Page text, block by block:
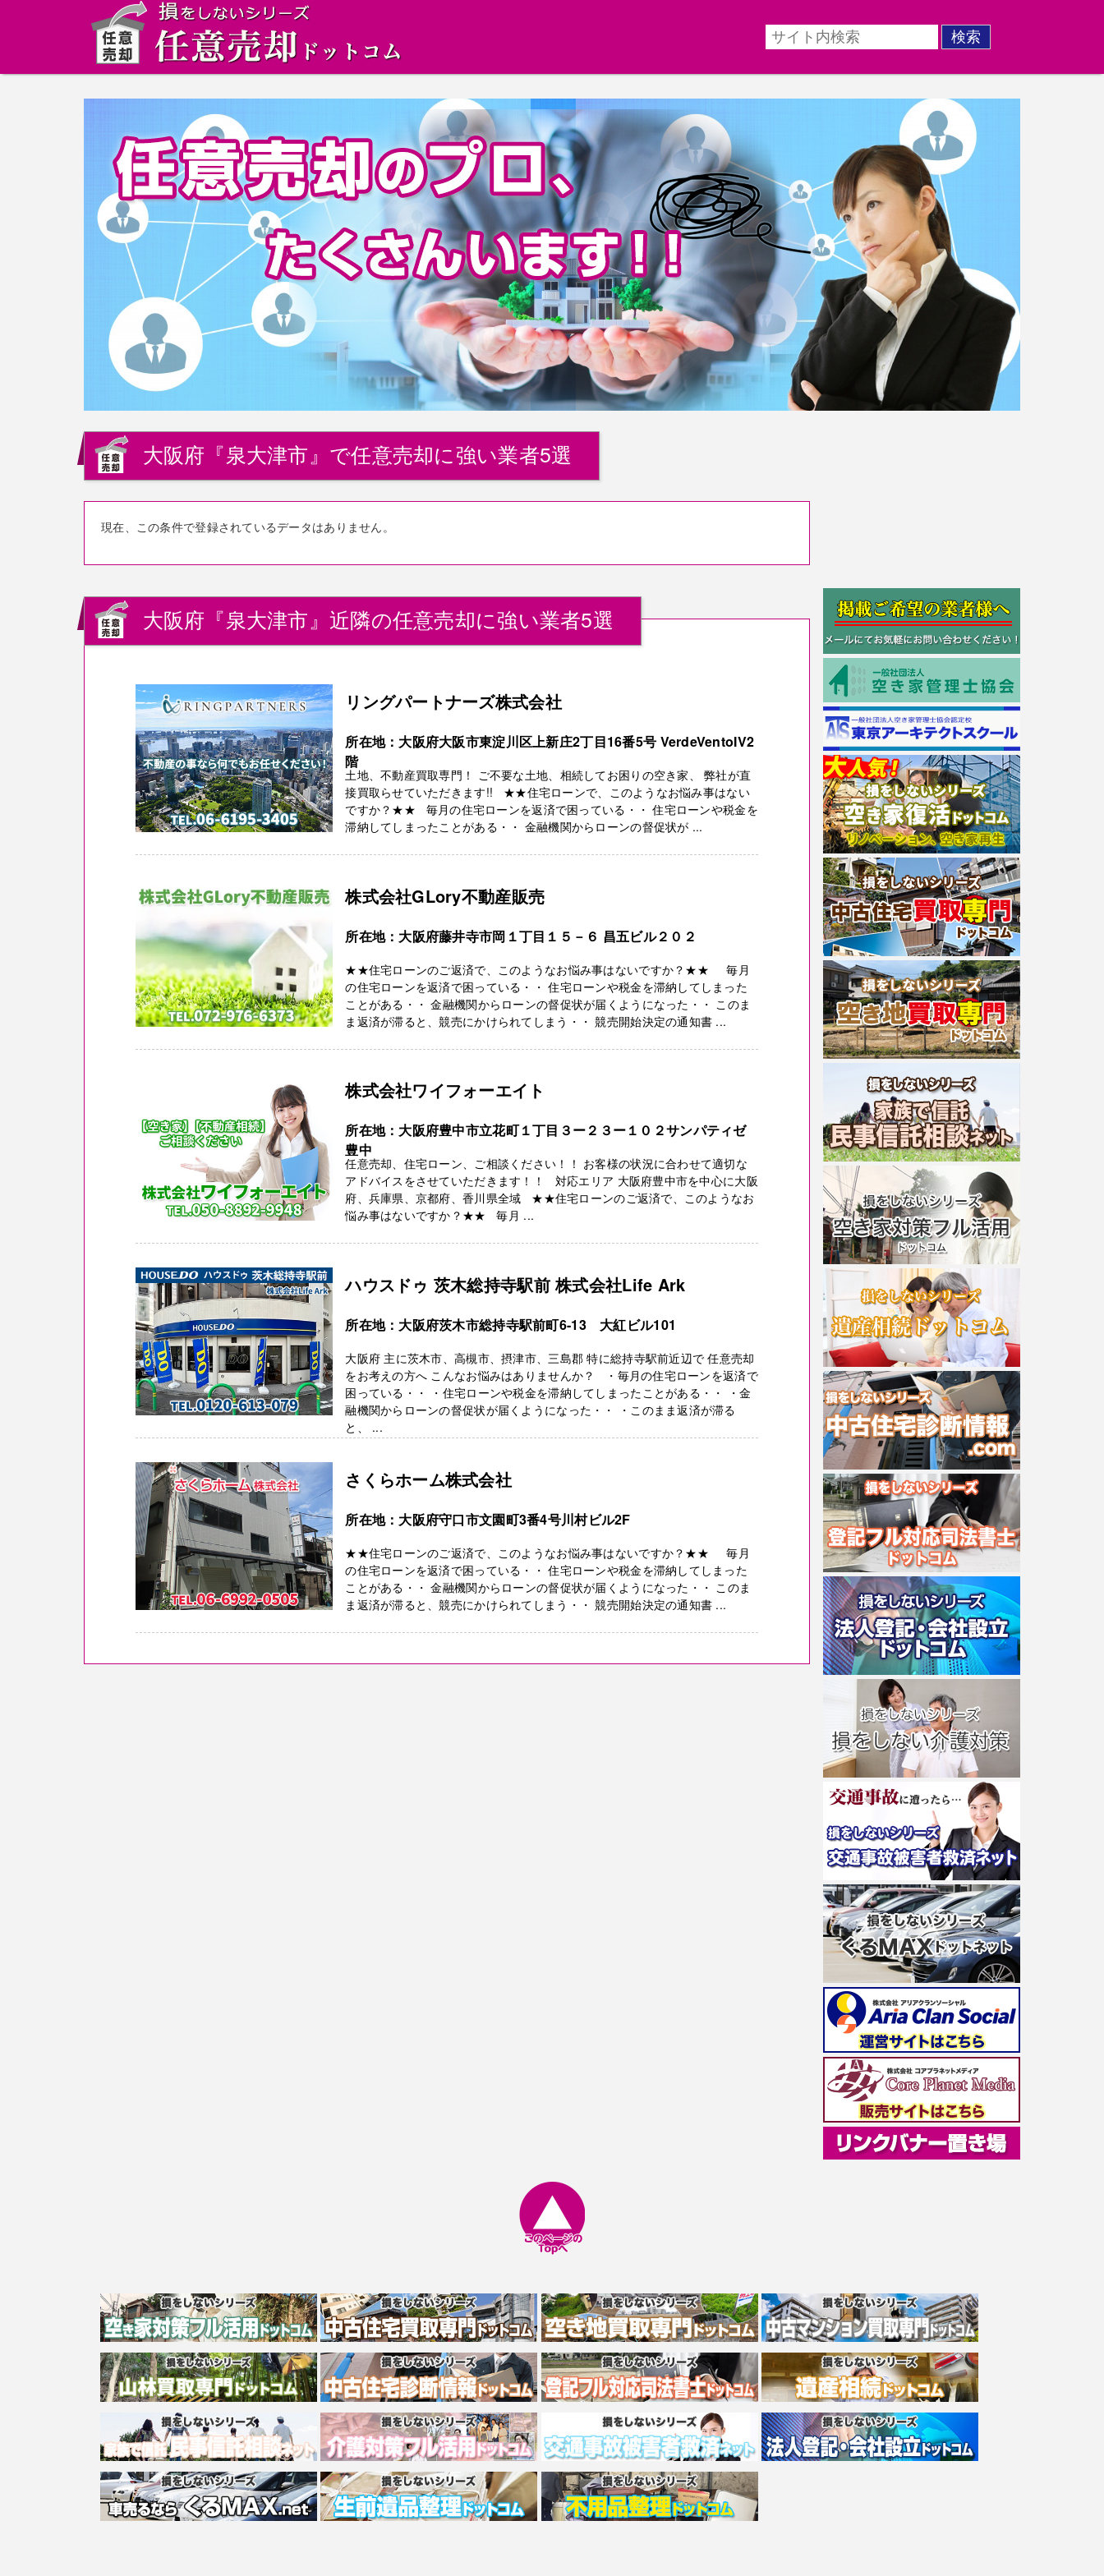
大阪府『泉大津市』で任意売却に強い業者5選
現在、この条件で登録されているデータはありません。
大阪府『泉大津市』近隣の任意売却に強い業者5選
リングパートナーズ株式会社
所在地：大阪府大阪市東淀川区上新庄2丁目16番5号 VerdeVentoIV2
階
土地、不動産買取専門！ ご不要な土地、相続してお困りの空き家、 弊社が直
接買取らせていただきます!! ★★住宅ローンで、このようなお悩み事はない
ですか？★★ 毎月の住宅ローンを返済で困っている・・ 住宅ローンや税金を
滞納してしまったことがある・・ 金融機関からローンの督促状が ...
株式会社GLory不動産販売
所在地：大阪府藤井寺市岡１丁目１５－６ 昌五ビル２０２
★★住宅ローンのご返済で、このようなお悩み事はないですか？★★ 毎月
の住宅ローンを返済で困っている・・ 住宅ローンや税金を滞納してしまった
ことがある・・ 金融機関からローンの督促状が届くようになった・・ このま
ま返済が滞ると、競売にかけられてしまう・・ 競売開始決定の通知書 ...
株式会社ワイフォーエイト
所在地：大阪府豊中市立花町１丁目３ー２３ー１０２サンパティゼ
豊中
任意売却、住宅ローン、ご相談ください！！ お客様の状況に合わせて適切な
アドバイスをさせていただきます！！ 対応エリア 大阪府豊中市を中心に大阪
府、兵庫県、京都府、香川県全域 ★★住宅ローンのご返済で、このようなお
悩み事はないですか？★★ 毎月 ...
ハウスドゥ 茨木総持寺駅前 株式会社Life Ark
所在地：大阪府茨木市総持寺駅前町6-13 大紅ビル101
大阪府 主に茨木市、高槻市、摂津市、三島郡 特に総持寺駅前近辺で 任意売却
をお考えの方へ こんなお悩みはありませんか？ ・毎月の住宅ローンを返済で
困っている・・ ・住宅ローンや税金を滞納してしまったことがある・・ ・金
融機関からローンの督促状が届くようになった・・ ・このまま返済が滞る
と、 ...
さくらホーム株式会社
所在地：大阪府守口市文園町3番4号川村ビル2F
★★住宅ローンのご返済で、このようなお悩み事はないですか？★★ 毎月
の住宅ローンを返済で困っている・・ 住宅ローンや税金を滞納してしまった
ことがある・・ 金融機関からローンの督促状が届くようになった・・ このま
ま返済が滞ると、競売にかけられてしまう・・ 競売開始決定の通知書 ...